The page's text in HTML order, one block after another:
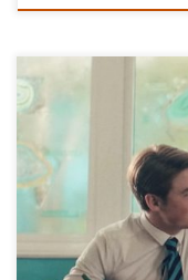
Typowe teen drama
„Heartstopper” jest
Znajduje równowagę
a przyjaźnią, powagą i
szansę podbić wasze